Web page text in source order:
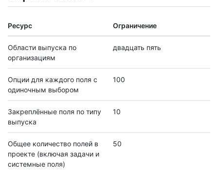
Ресурс Ограничение
Области выпуска по
организациям
двадцать пять
Опции для каждого поля с
одиночным выбором
100
Закреплённые поля по типу
выпуска
10
Общее количество полей в
проекте (включая задачи и
системные поля)
50